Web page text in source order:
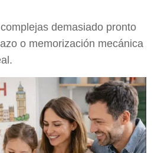
demasiado pronto
o memorización mecánica